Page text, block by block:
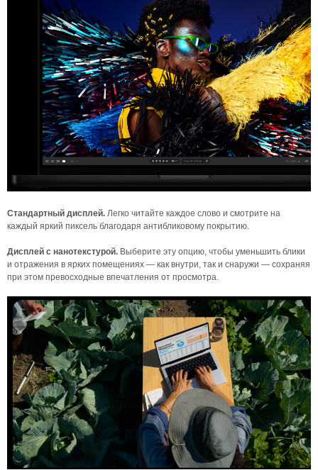
Стандартный дисплей. Легко читайте каждое слово и смотрите на
каждый яркий пиксель благодаря антибликовому покрытию.
Дисплей с нанотекстурой. Выберите эту опцию, чтобы уменьшить блики
и отражения в ярких помещениях — как внутри, так и снаружи — сохраняя
при этом превосходные впечатления от просмотра.